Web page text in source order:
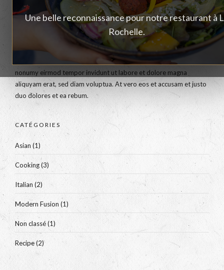
Une belle reconnaissance pour notre restaurant à
Rochelle.
Lorem ipsum dolor sit amet, consetetur sadipscing elitr, sed diam
nonumy eirmod tempor invidunt ut labore et dolore magna
aliquyam erat, sed diam voluptua. At vero eos et accusam et justo
duo dolores et ea rebum.
CATÉGORIES
Asian (1)
Cooking(3)
Italian (2)
Modern Fusion (1)
Non classé(1)
Recipe(2)